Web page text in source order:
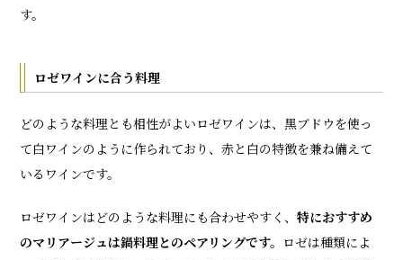
す。
ロゼワインに合う料理
どのような料理とも相性がよいロゼワインは、黒ブドウを使っ
て白ワインのように作られており、赤と白の特徴を兼ね備えて
いるワインです。
ロゼワインはどのような料理にも合わせやすく、特におすすめ
のマリアージュは鍋料理とのペアリングです。 ロゼは種類によ